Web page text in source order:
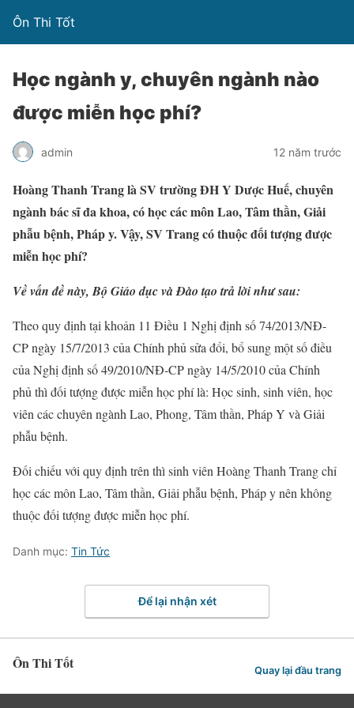
Ôn Thi Tốt
Học ngành y, chuyên ngành nào
được miễn học phí?
admin 12 năm trước
Hoàng Thanh Trang là SV trường ĐH Y Dược Huế, chuyên
ngành bác sĩ đa khoa, có học các môn Lao, Tâm thần, Giải
phẫu bệnh, Pháp y. Vậy, SV Trang có thuộc đối tượng được
miễn học phí?
Về vấn đề này, Bộ Giáo dục và Đào tạo trả lời như sau:
Theo quy định tại khoản 11 Điều 1 Nghị định số 74/2013/NĐ-
CP ngày 15/7/2013 của Chính phủ sửa đổi, bổ sung một số điều
của Nghị định số 49/2010/NĐ-CP ngày 14/5/2010 của Chính
phủ thì đối tượng được miễn học phí là: Học sinh, sinh viên, học
viên các chuyên ngành Lao, Phong, Tâm thần, Pháp Y và Giải
phẫu bệnh.
Đối chiếu với quy định trên thì sinh viên Hoàng Thanh Trang chỉ
học các môn Lao, Tâm thần, Giải phẫu bệnh, Pháp y nên không
thuộc đối tượng được miễn học phí.
Danh mục: Tin Tức
Để lại nhận xét
Ôn Thi Tốt Quay lại đầu trang